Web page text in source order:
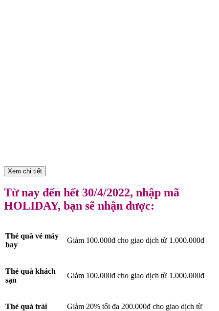
Xem chi tiết
Từ nay đến hết 30/4/2022, nhập mã
HOLIDAY, bạn sẽ nhận được:
Thẻ quà vé máy
bay
Giảm 100.000đ cho giao dịch từ 1.000.000đ
Thẻ quà khách
sạn
Giảm 100.000đ cho giao dịch từ 1.000.000đ
Thẻ quà trải Giảm 20% tối đa 200.000đ cho giao dịch từ